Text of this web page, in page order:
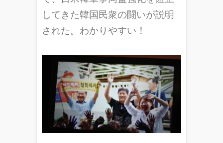
してきた韓国民衆の闘いが説明
された。わかりやすい！